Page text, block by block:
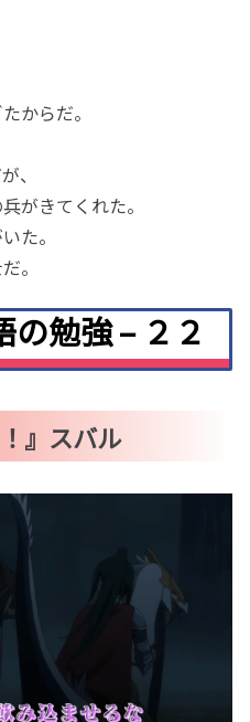
からだ。
、
がきてくれた。
た。
。
の勉強 – ２２
』スバル